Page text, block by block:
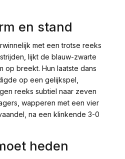
en stand
met een trotse reeks
lijkt de blauw-zwarte
op breekt. Hun laatste dans
op een gelijkspel,
reeks subtiel naar zeven
wapperen met een vier
na een klinkende 3-0
heden